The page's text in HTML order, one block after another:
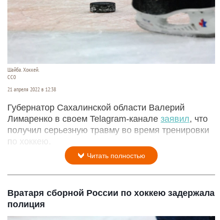
Шайба. Хоккей.
СС0
21 апреля 2022 в 12:38
Губернатор Сахалинской области Валерий
Лимаренко в своем Telagram-канале заявил, что
получил серьезную травму во время тренировки
по хоккею.
Читать полностью
Вратаря сборной России по хоккею задержала
полиция